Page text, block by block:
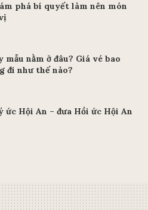
phá bí quyết làm nên món
mẫu nằm ở đâu? Giá vé bao
đi như thế nào?
ức Hội An – đưa Hồi ức Hội An